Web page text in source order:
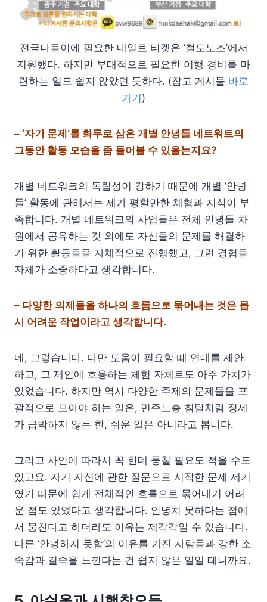
전국나들이에 필요한 내일로 티켓은 ‘철도노조’에서
지원했다. 하지만 부대적으로 필요한 여행 경비를 마
련하는 일도 쉽지 않았던 듯하다. (참고 게시물 바로
가기)
– ‘자기 문제’를 화두로 삼은 개별 안녕들 네트워트의
그동안 활동 모습을 좀 들어볼 수 있을는지요?
개별 네트워크의 독립성이 강하기 때문에 개별 ‘안녕
들’ 활동에 관해서는 제가 평할만한 체험과 지식이 부
족합니다. 개별 네트워크의 사업들은 전체 안녕들 차
원에서 공유하는 것 외에도 자신들의 문제를 해결하
기 위한 활동들을 자체적으로 진행했고, 그런 경험들
자체가 소중하다고 생각합니다.
– 다양한 의제들을 하나의 흐름으로 묶어내는 것은 몹
시 어려운 작업이라고 생각합니다.
네, 그렇습니다. 다만 도움이 필요할 때 연대를 제안
하고, 그 제안에 호응하는 체험 자체로도 아주 가치가
있었습니다. 하지만 역시 다양한 주제의 문제들을 포
괄적으로 모아야 하는 일은, 민주노총 침탈처럼 정세
가 급박하지 않는 한, 쉬운 일은 아니라고 봅니다.
그리고 사안에 따라서 꼭 한데 뭉칠 필요도 적을 수도
있고요. 자기 자신에 관한 질문으로 시작한 문제 제기
였기 때문에 쉽게 전체적인 흐름으로 묶어내기 어려
운 점도 있었다고 생각합니다. 안녕치 못하다는 점에
서 뭉친다고 하더라도 이유는 제각각일 수 있습니다.
다른 ‘안녕하지 못함’의 이유를 가진 사람들과 강한 소
속감과 결속을 느낀다는 건 쉽지 않은 일일 테니까요.